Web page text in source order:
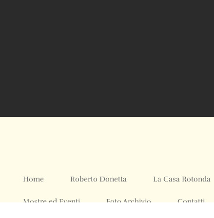
Home Roberto Donetta La Casa Rotonda
Mostre ed Eventi Foto Archivio Contatti